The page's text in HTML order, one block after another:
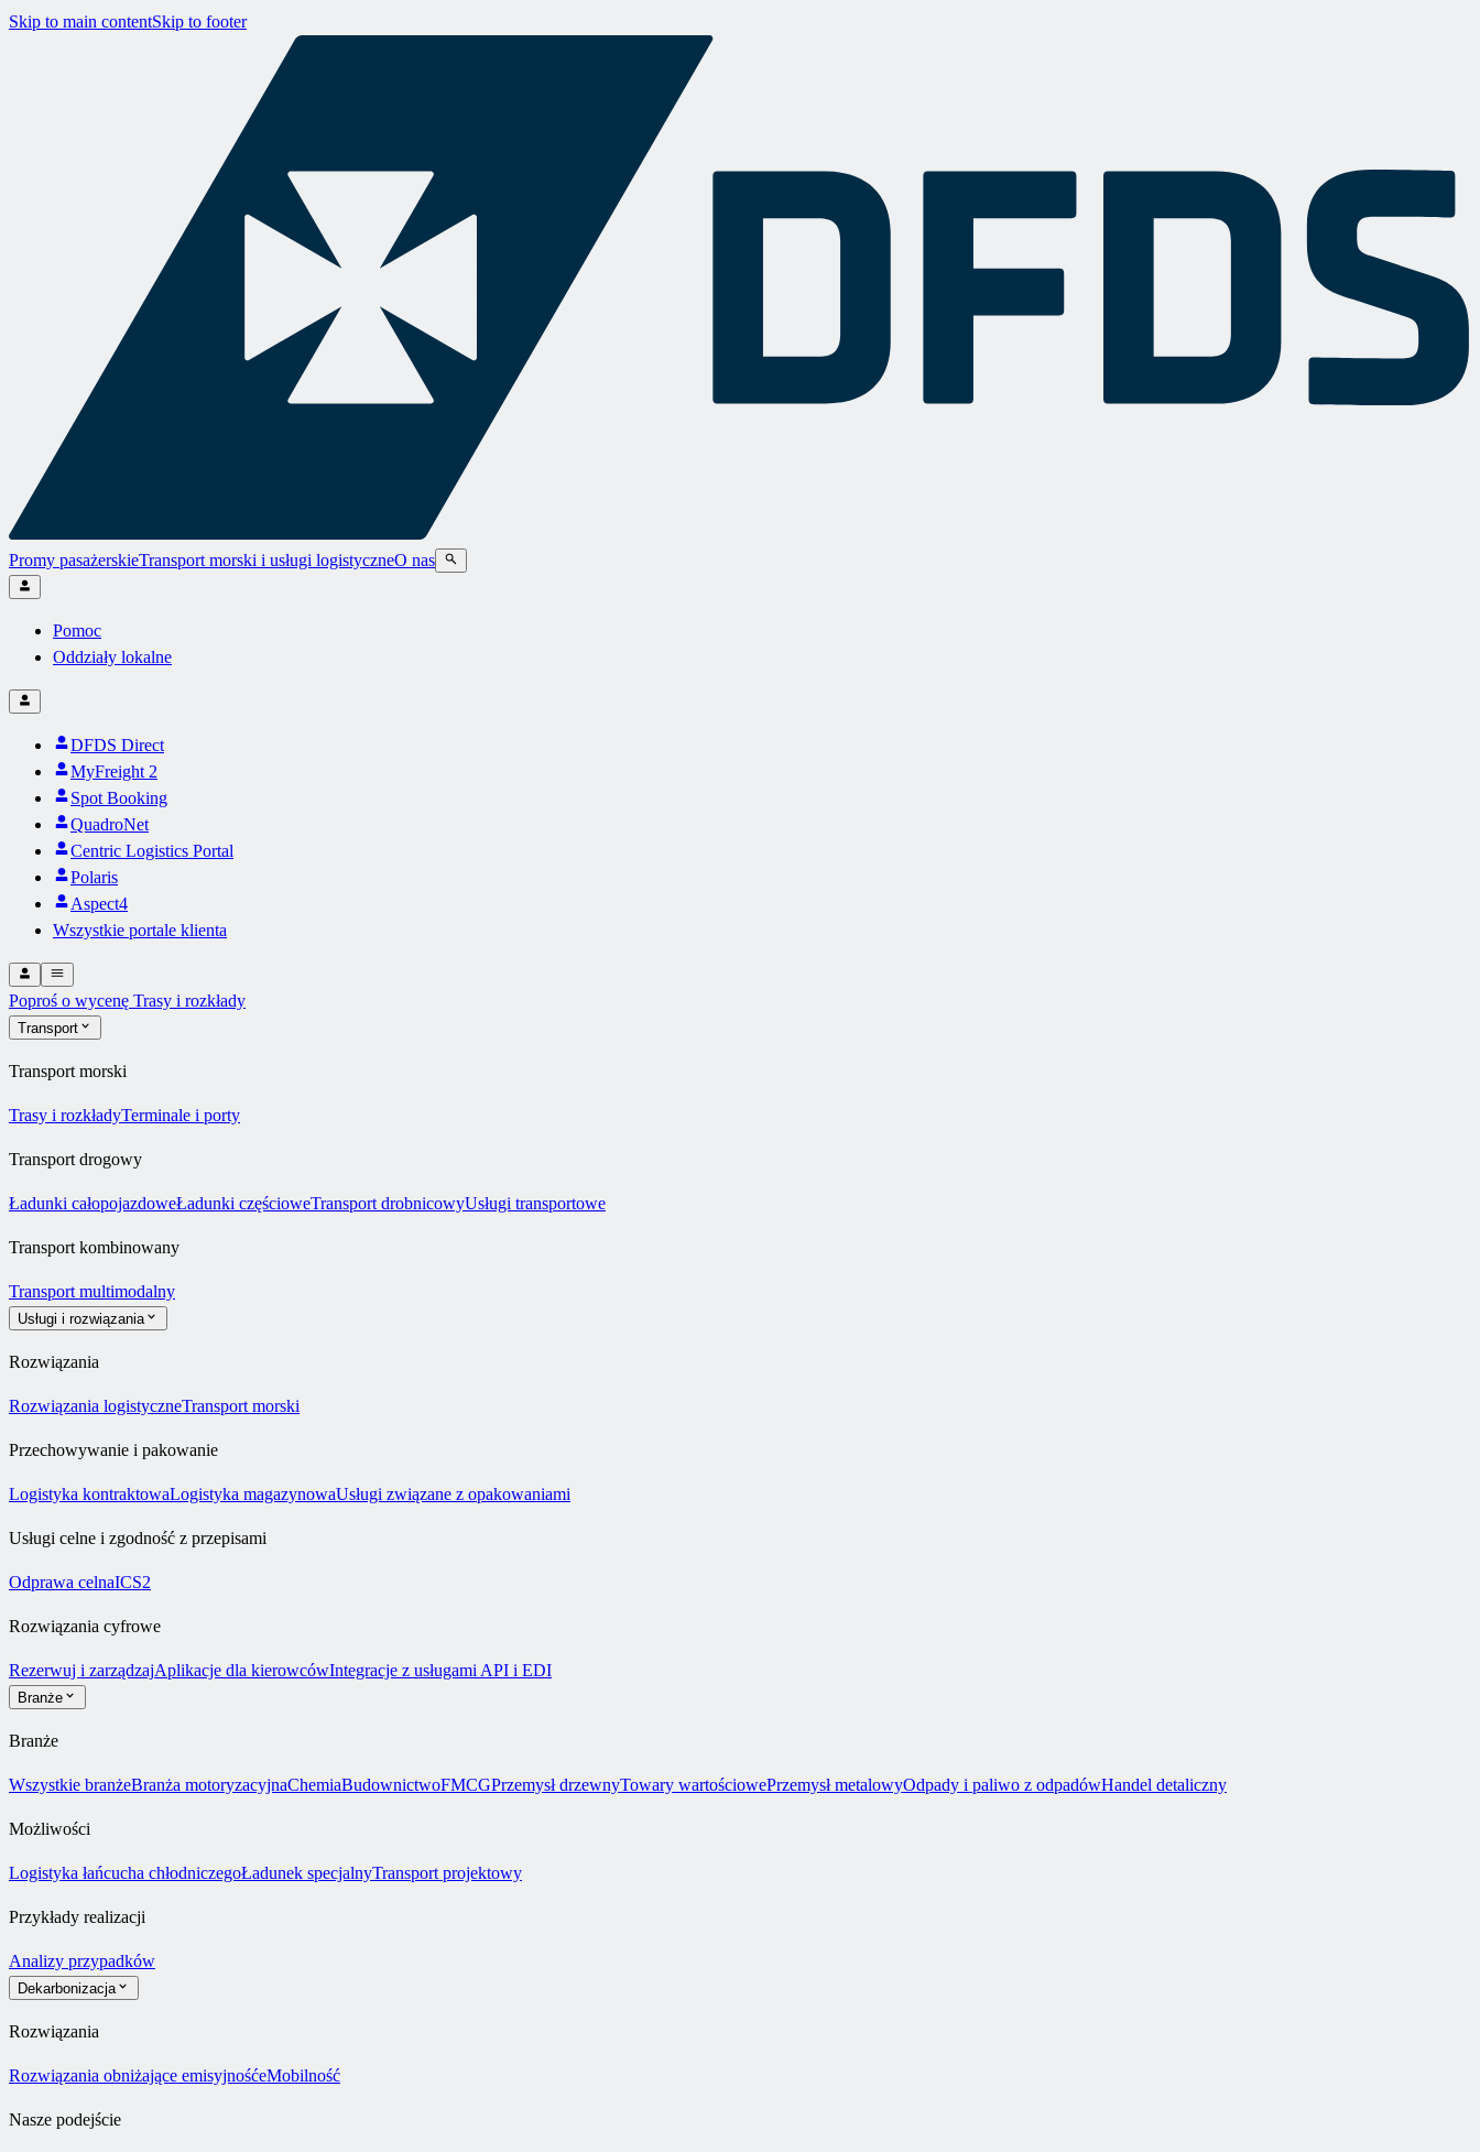
Skip to main contentSkip to footer
Promy pasażerskieTransport morski i usługi logistyczneO nas
Pomoc
Oddziały lokalne
DFDS Direct
MyFreight 2
Spot Booking
QuadroNet
Centric Logistics Portal
Polaris
Aspect4
Wszystkie portale klienta
Poproś o wycenę Trasy i rozkłady
Transport
Transport morski
Trasy i rozkładyTerminale i porty
Transport drogowy
Ładunki całopojazdoweŁadunki częścioweTransport drobnicowyUsługi transportowe
Transport kombinowany
Transport multimodalny
Usługi i rozwiązania
Rozwiązania
Rozwiązania logistyczneTransport morski
Przechowywanie i pakowanie
Logistyka kontraktowaLogistyka magazynowaUsługi związane z opakowaniami
Usługi celne i zgodność z przepisami
Odprawa celnaICS2
Rozwiązania cyfrowe
Rezerwuj i zarządzajAplikacje dla kierowcówIntegracje z usługami API i EDI
Branże
Branże
Wszystkie branżeBranża motoryzacyjnaChemiaBudownictwoFMCGPrzemysł drzewnyTowary wartościowePrzemysł metalowyOdpady i paliwo z odpadówHandel detaliczny
Możliwości
Logistyka łańcucha chłodniczegoŁadunek specjalnyTransport projektowy
Przykłady realizacji
Analizy przypadków
Dekarbonizacja
Rozwiązania
Rozwiązania obniżające emisyjnośćeMobilność
Nasze podejście